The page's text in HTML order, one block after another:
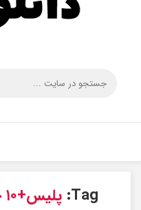
Tag: پلیس+۱۰ خلافی خودرو با پلاک